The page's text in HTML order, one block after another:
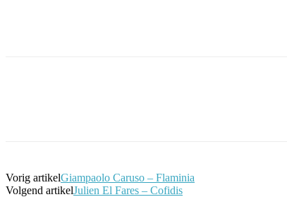
Vorig artikelGiampaolo Caruso – Flaminia
Volgend artikelJulien El Fares – Cofidis